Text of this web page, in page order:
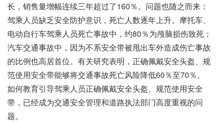
长，销售量增幅连续三年超过了160％。问题也随之而来：
驾乘人员缺乏安全防护意识，死亡人数逐年上升。摩托车、
电动自行车驾乘人员死亡事故中，约80％为颅脑损伤致死；
汽车交通事故中，因为不系安全带被甩出车外造成伤亡事故
的比例也高居首位。有关研究表明，正确佩戴安全头盔、规
范使用安全带能够将交通事故死亡风险降低60％至70％。
如何教育引导驾乘人员正确佩戴安全头盔、规范使用安全
带，已经成为交通安全管理和道路执法部门高度重视的问
题。